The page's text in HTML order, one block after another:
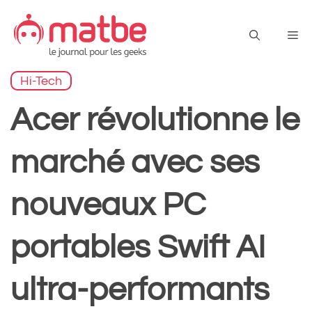
contenu
Hi-Tech
Acer révolutionne le
marché avec ses
nouveaux PC
portables Swift AI
ultra-performants